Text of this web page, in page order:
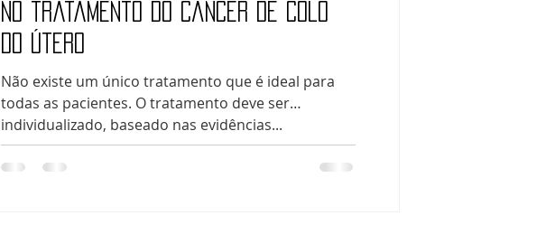
no tratamento do câncer de colo
do útero
Não existe um único tratamento que é ideal para
todas as pacientes. O tratamento deve ser
individualizado, baseado nas evidências...